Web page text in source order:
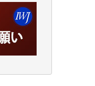
の危
が病気
のカン
知的財